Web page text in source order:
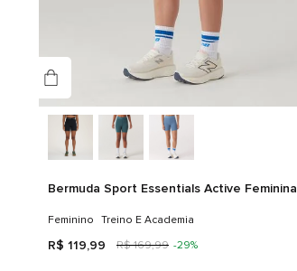
Bermuda Sport Essentials Active Feminina
Feminino Treino E Academia
R$ 119,99 R$ 169,99 -29%